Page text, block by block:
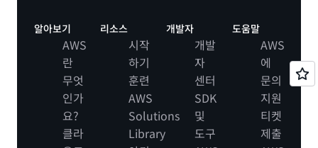
알아보기
AWS
란
무엇
인가
요?
클라
리소스
시작
하기
훈련
AWS
Solutions
Library
개발자
개발
자
센터
SDK
및
도구
도움말
AWS
에
문의
지원
티켓
제출